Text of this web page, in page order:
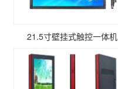
21.5寸壁挂式触控一体机